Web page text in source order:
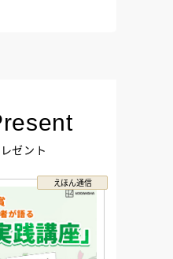
ゼント
えほん通信